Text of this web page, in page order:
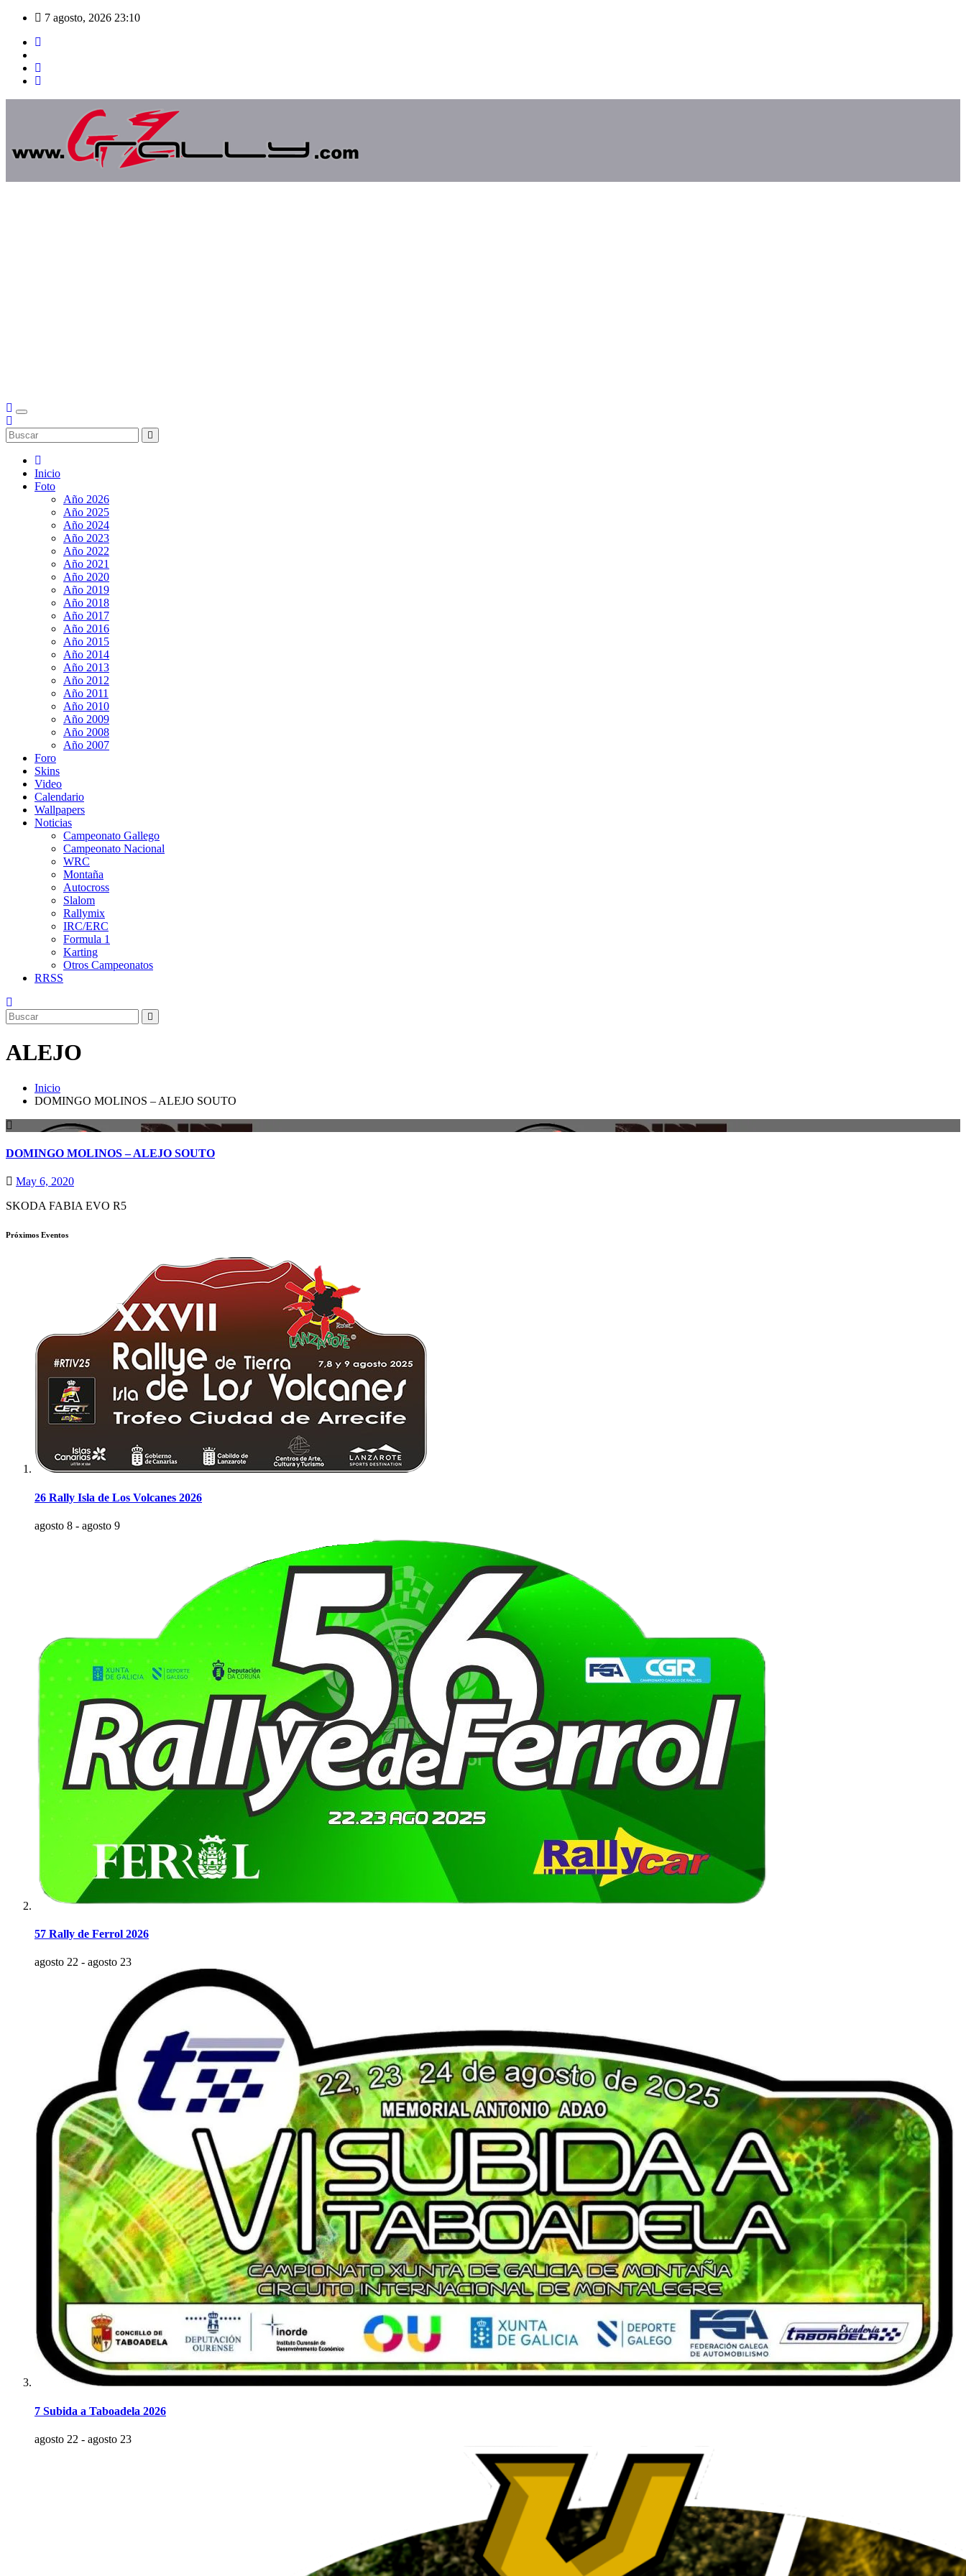
Saltar
contenido
7 agosto, 2026 23:10
Inicio
Foto
Año 2026
Año 2025
Año 2024
Año 2023
Año 2022
Año 2021
Año 2020
Año 2019
Año 2018
Año 2017
Año 2016
Año 2015
Año 2014
Año 2013
Año 2012
Año 2011
Año 2010
Año 2009
Año 2008
Año 2007
Foro
Skins
Video
Calendario
Wallpapers
Noticias
Campeonato Gallego
Campeonato Nacional
WRC
Montaña
Autocross
Slalom
Rallymix
IRC/ERC
Formula 1
Karting
Otros Campeonatos
RRSS
ALEJO
Inicio
DOMINGO MOLINOS – ALEJO SOUTO
DOMINGO MOLINOS – ALEJO SOUTO
May 6, 2020
SKODA FABIA EVO R5
Próximos Eventos
26 Rally Isla de Los Volcanes 2026
agosto 8 - agosto 9
57 Rally de Ferrol 2026
agosto 22 - agosto 23
7 Subida a Taboadela 2026
agosto 22 - agosto 23